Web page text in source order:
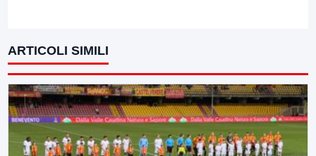
ARTICOLI SIMILI